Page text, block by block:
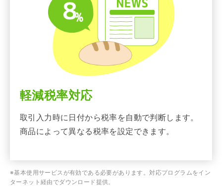
軽減税率対応
取引入力時に日付から税率を自動で判断します。
商品によって異なる税率を設定できます。
※基本使用サービスが有効である必要があります。対応プログラムをイン
ターネット経由でダウンロード提供。